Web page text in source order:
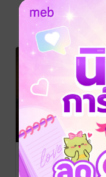
พระเจ้าปราสาท
ทอง
เกริกฤทธิ์ ภพสุริยะ /